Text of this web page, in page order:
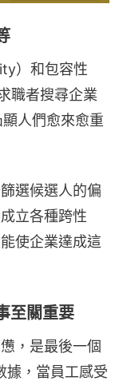
）和包容性
職者搜尋企業
人們愈來愈重
選候選人的偏
立各種跨性
使企業達成這
至關重要
，是最後一個
據，當員工感受